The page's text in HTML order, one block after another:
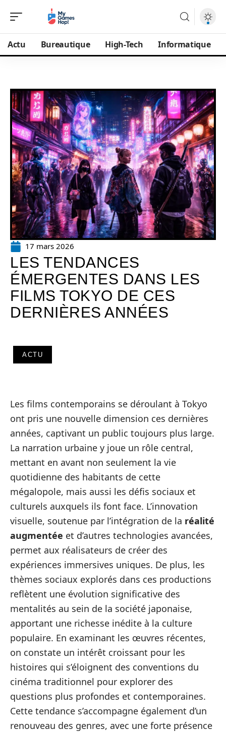
Actu Bureautique High-Tech Informatique
17 mars 2026
LES TENDANCES
ÉMERGENTES DANS LES
FILMS TOKYO DE CES
DERNIÈRES ANNÉES
ACTU
Les films contemporains se déroulant à Tokyo
ont pris une nouvelle dimension ces dernières
années, captivant un public toujours plus large.
La narration urbaine y joue un rôle central,
mettant en avant non seulement la vie
quotidienne des habitants de cette
mégalopole, mais aussi les défis sociaux et
culturels auxquels ils font face. L’innovation
visuelle, soutenue par l’intégration de la réalité
augmentée et d’autres technologies avancées,
permet aux réalisateurs de créer des
expériences immersives uniques. De plus, les
thèmes sociaux explorés dans ces productions
reflètent une évolution significative des
mentalités au sein de la société japonaise,
apportant une richesse inédite à la culture
populaire. En examinant les œuvres récentes,
on constate un intérêt croissant pour les
histoires qui s’éloignent des conventions du
cinéma traditionnel pour explorer des
questions plus profondes et contemporaines.
Cette tendance s’accompagne également d’un
renouveau des genres, avec une forte présence